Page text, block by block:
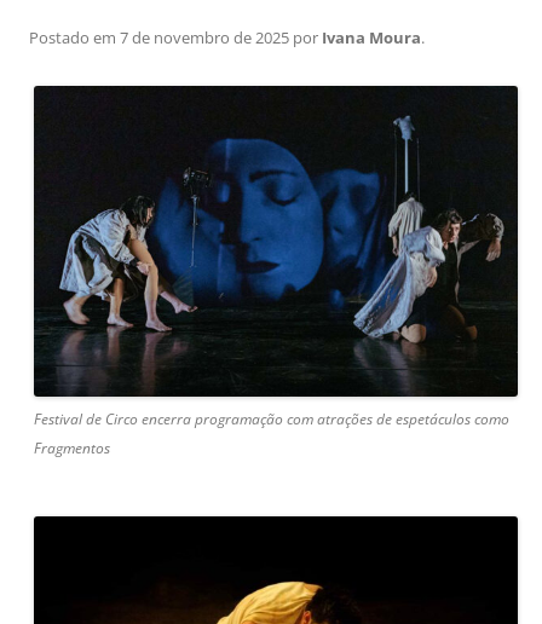
Postado em 7 de novembro de 2025 por Ivana Moura.
Festival de Circo encerra programação com atrações de espetáculos como
Fragmentos